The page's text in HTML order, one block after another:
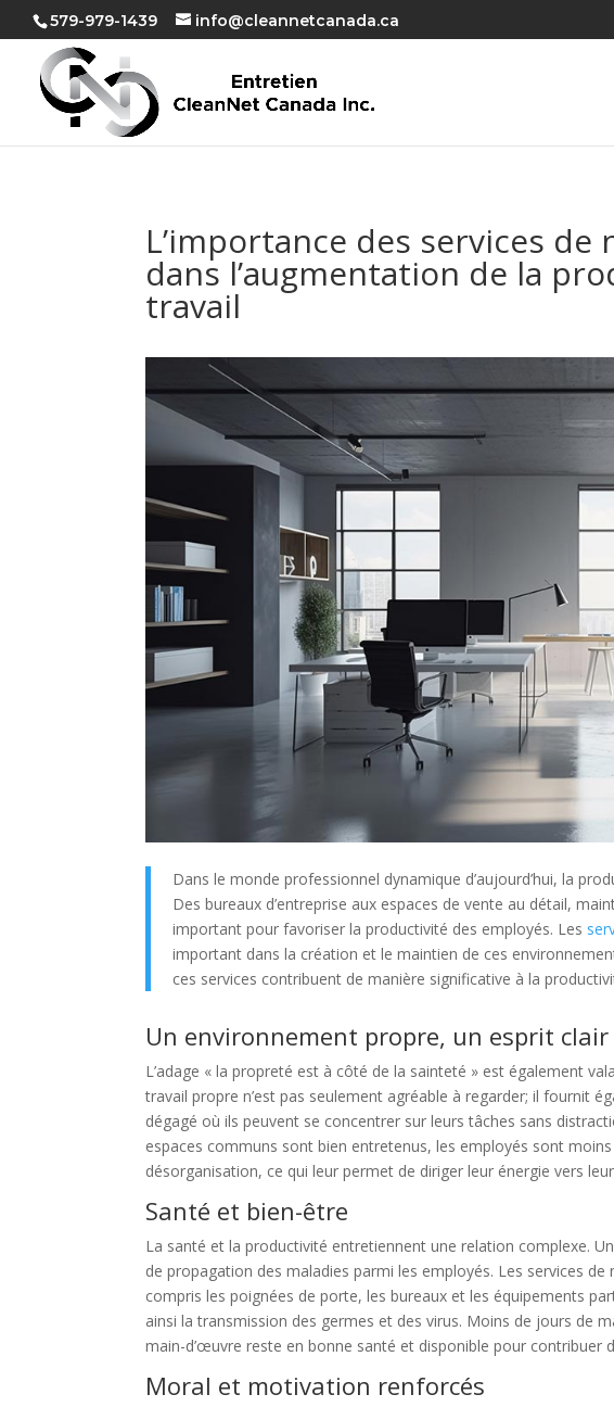
579-979-1439 info@cleannetcanada.ca
L’importance des services
dans l’augmentation de la
travail
Dans le monde professionnel dynamique d’aujourd’hui, la
Des bureaux d’entreprise aux espaces de vente au détail,
important pour favoriser la productivité des employés. Les
important dans la création et le maintien de ces
ces services contribuent de manière significative à la
Un environnement propre, un esprit clair
L’adage « la propreté est à côté de la sainteté » est également
travail propre n’est pas seulement agréable à regarder; il fournit
dégagé où ils peuvent se concentrer sur leurs tâches sans
espaces communs sont bien entretenus, les employés sont
désorganisation, ce qui leur permet de diriger leur énergie vers
Santé et bien-être
La santé et la productivité entretiennent une relation complexe.
de propagation des maladies parmi les employés. Les services
compris les poignées de porte, les bureaux et les équipements
ainsi la transmission des germes et des virus. Moins de jours de
main-d’œuvre reste en bonne santé et disponible pour contribuer
Moral et motivation renforcés